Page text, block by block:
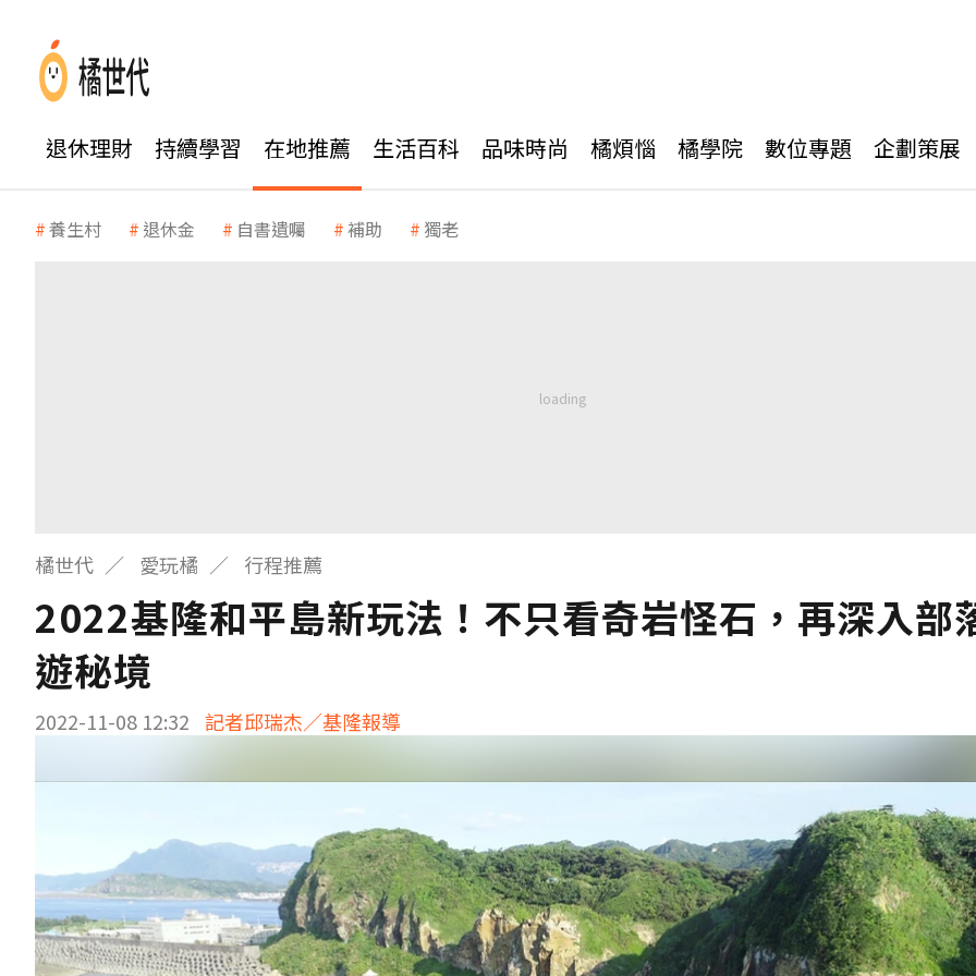
退休理財 持續學習 在地推薦 生活百科 品味時尚 橘煩惱 橘學院 數位專題 企劃策展
養生村 退休金 自書遺囑 補助 獨老
橘世代 愛玩橘 行程推薦
2022基隆和平島新玩法！不只看奇岩怪石，再深入部
遊秘境
2022-11-08 12:32 記者邱瑞杰／基隆報導